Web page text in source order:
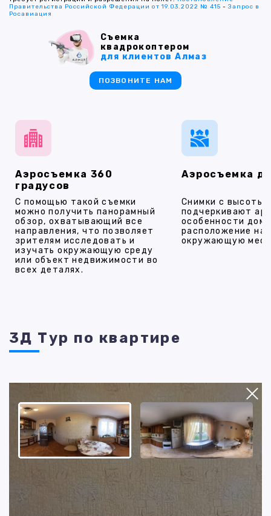
Аэросъемка 360
градусов
С помощью такой съемки
можно получить панорамный
обзор, охватывающий все
направления, что позволяет
зрителям исследовать и
изучать окружающую среду
или объект недвижимости во
всех деталях.
Аэросъемка
Снимки с высоты
подчеркивают
особенности
расположение на
окружающую
Правительства Российской Федерации от 19.03.2022 № 415 -Запрос в
Росавиация
Съемка
квадрокоптером
для клиентов Алмаз
ПОЗВОНИТЕ НАМ
3Д Тур по квартире